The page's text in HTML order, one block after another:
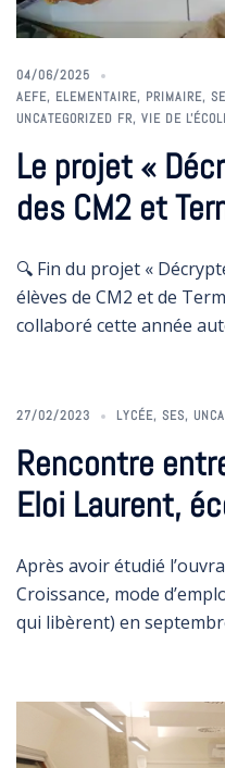
04/06/2025
AEFE, ELEMENTAIRE, PRIMAIRE,
UNCATEGORIZED FR, VIE DE
Le projet «
des CM2 et
🔍 Fin du projet «
élèves de CM2 et de
collaboré cette année
27/02/2023 LYCÉE, SES,
Rencontre
Eloi Laurent,
Après avoir étudié
Croissance, mode
qui libèrent) en